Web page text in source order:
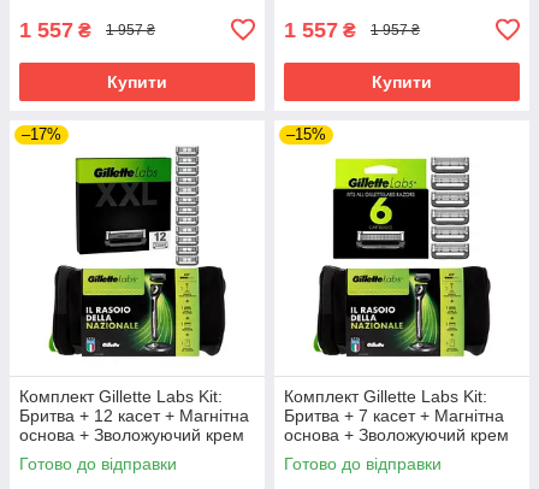
1 557 ₴ 1 957 ₴
Купити
1 557 ₴ 1 957 ₴
Купити
–17%
Комплект Gillette Labs Kit:
Бритва + 12 касет + Магнітна
основа + Зволожуючий крем
100 мл + Сумка
Готово до відправки
–15%
Комплект Gillette Labs Kit:
Бритва + 7 касет + Магнітна
основа + Зволожуючий крем
100 мл + Сумка
Готово до відправки